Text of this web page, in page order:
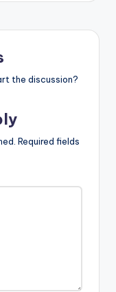
the discussion?
Required fields